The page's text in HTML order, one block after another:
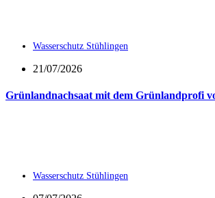
Wasserschutz Stühlingen
21/07/2026
Grünlandnachsaat mit dem Grünlandprofi
Wasserschutz Stühlingen